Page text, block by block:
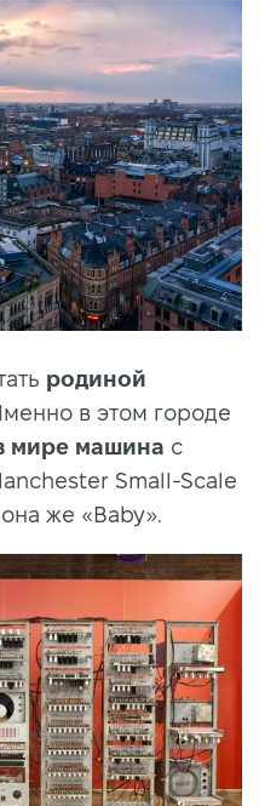
родиной
в этом городе
мире машина с
Small-Scale
же «Baby».